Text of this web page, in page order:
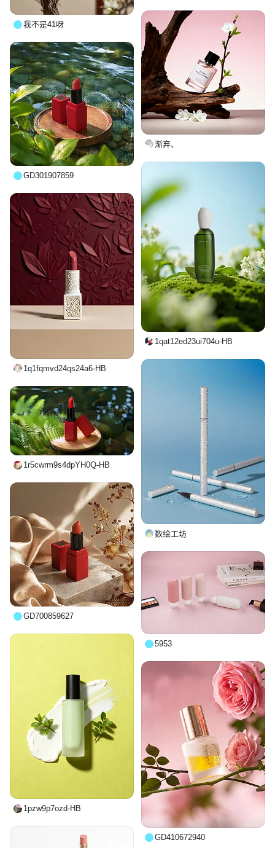
我不是41呀
渐弃、
GD301907859
1qat12ed23ui704u-HB
1q1fqmvd24qs24a6-HB
数绘工坊
1r5cwrm9s4dpYH0Q-HB
GD700859627
5953
1pzw9p7ozd-HB
GD410672940